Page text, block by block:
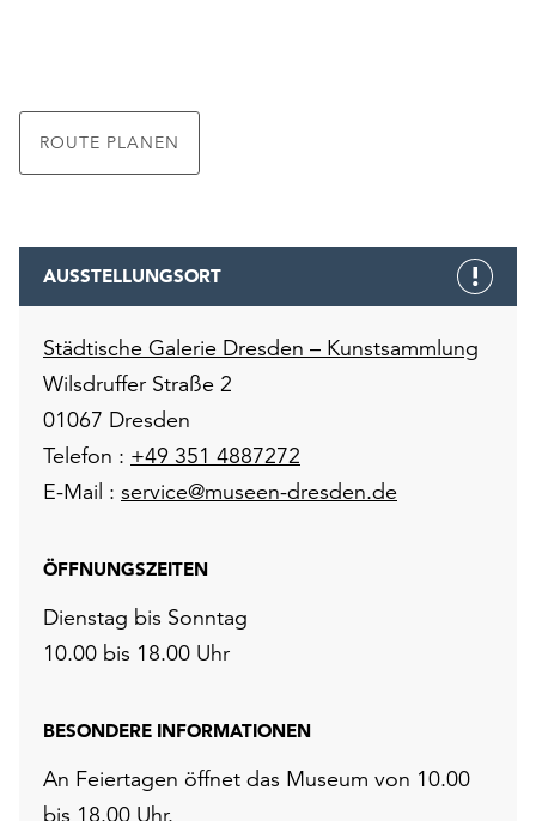
ROUTE PLANEN
AUSSTELLUNGSORT
Städtische Galerie Dresden – Kunstsammlung
Wilsdruffer Straße 2
01067 Dresden
Telefon : +49 351 4887272
E-Mail : service@museen-dresden.de
ÖFFNUNGSZEITEN
Dienstag bis Sonntag
10.00 bis 18.00 Uhr
BESONDERE INFORMATIONEN
An Feiertagen öffnet das Museum von 10.00
bis 18.00 Uhr.